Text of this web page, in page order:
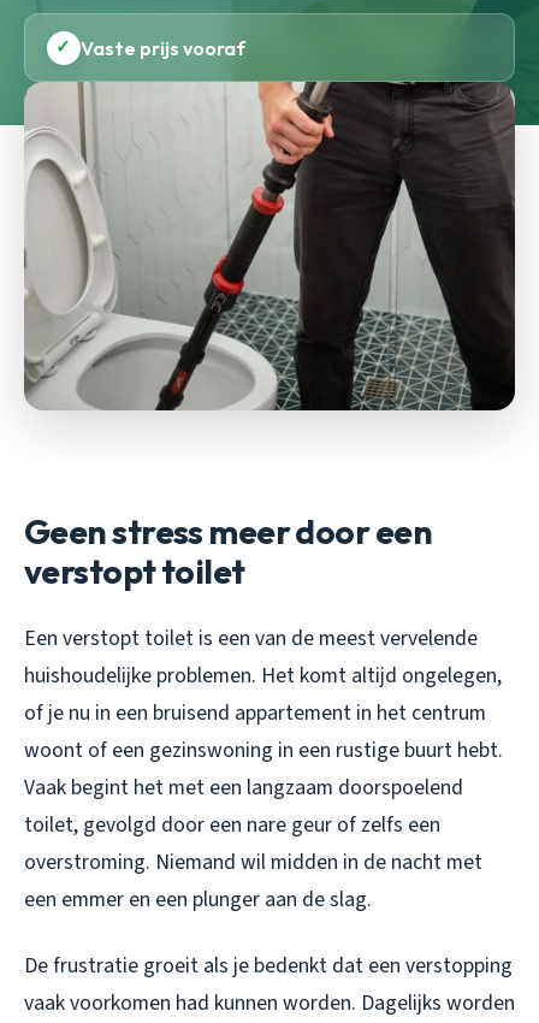
✓ Vaste prijs vooraf
Geen stress meer door een
verstopt toilet
Een verstopt toilet is een van de meest vervelende
huishoudelijke problemen. Het komt altijd ongelegen,
of je nu in een bruisend appartement in het centrum
woont of een gezinswoning in een rustige buurt hebt.
Vaak begint het met een langzaam doorspoelend
toilet, gevolgd door een nare geur of zelfs een
overstroming. Niemand wil midden in de nacht met
een emmer en een plunger aan de slag.
De frustratie groeit als je bedenkt dat een verstopping
vaak voorkomen had kunnen worden. Dagelijks worden